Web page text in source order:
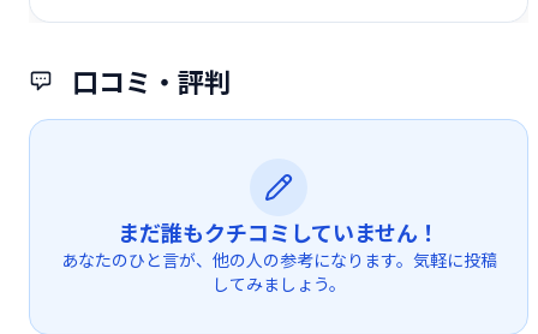
口コミ・評判
まだ誰もクチコミしていません！
あなたのひと言が、他の人の参考になります。気軽に投稿
してみましょう。